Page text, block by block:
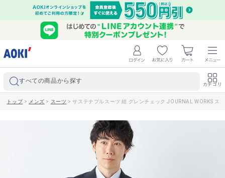
すべての商品から探す カテゴリ
トップ> メンズ > スーツ >サステナブルスーツ 紺 グレンチェック JOURNAL WORKS ス